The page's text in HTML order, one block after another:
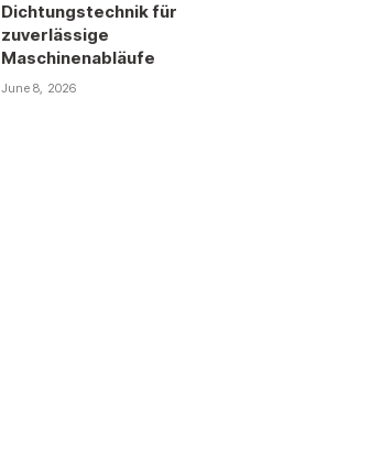
Dichtungstechnik für
zuverlässige
Maschinenabläufe
June 8, 2026